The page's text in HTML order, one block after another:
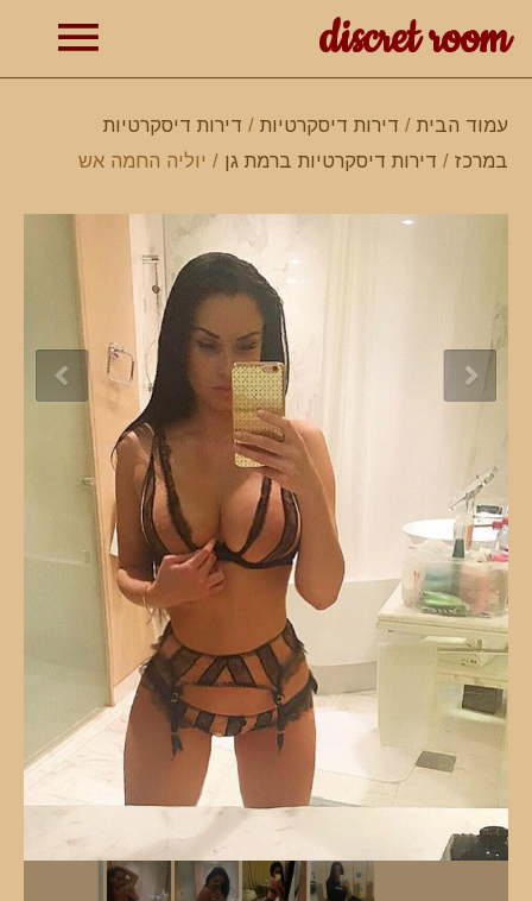
discret room
עמוד הבית / דירות דיסקרטיות / דירות דיסקרטיות
במרכז / דירות דיסקרטיות ברמת גן / יוליה החמה אש